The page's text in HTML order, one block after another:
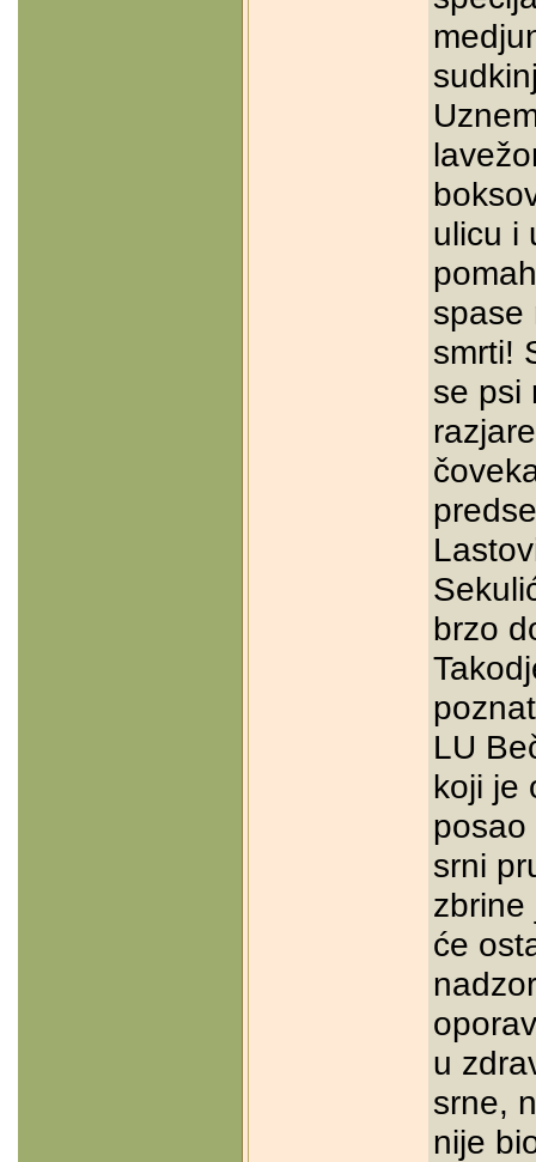
ulicu i
spase
smrti!
se psi
brzo
LU
koji je
posao
srni
zbrine
će
u
srne,
nije